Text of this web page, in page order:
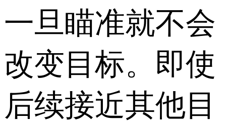
一旦瞄准就不会
改变目标。即使
后续接近其他目